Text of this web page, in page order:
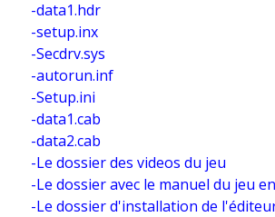
-data1.hdr
-setup.inx
-Secdrv.sys
-autorun.inf
-Setup.ini
-data1.cab
-data2.cab
-Le dossier des videos du jeu
-Le dossier avec le manuel du jeu
-Le dossier d'installation de